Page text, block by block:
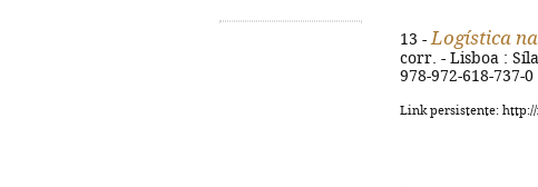
13 - Logística
corr. - Lisboa :
978-972-618-737-0
Link persistente: